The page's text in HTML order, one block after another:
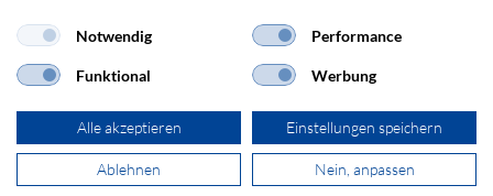
Haftungsausschluss
Versandkosten
© 2026 SECOMP AG. Alle Rechte vorbehalten.
powered by polynorm
Notwendig Performance
Funktional Werbung
Alle akzeptieren Einstellungen speichern
Ablehnen Nein, anpassen